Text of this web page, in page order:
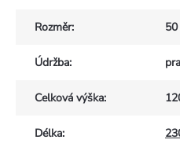
Rozměr:
Údržba:
Celková výška:
Délka: